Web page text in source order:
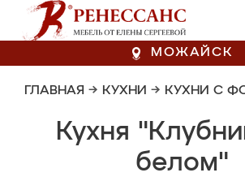
МОЖАЙСК
ГЛАВНАЯ → КУХНИ → КУХНИ С
Кухня
белом"